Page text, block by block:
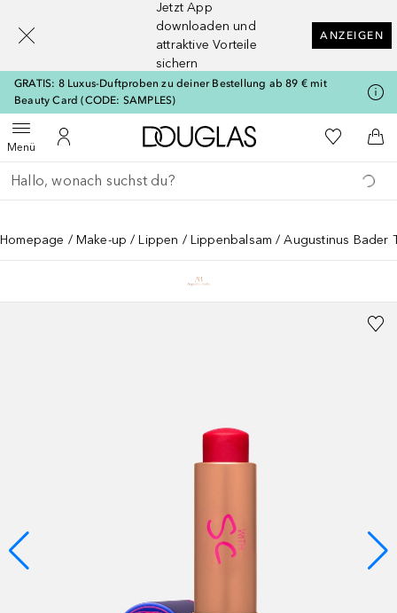
Jetzt App
downloaden und
attraktive Vorteile
sichern
ANZEIGEN
GRATIS: 8 Luxus-Duftproben zu deiner Bestellung ab 89 € mit
Beauty Card (CODE: SAMPLES)
MenüMenü öffnenZu Meinem Kundenkonto
Zur Douglas Startseite
Zu Meiner
Gehe zurück
Suche ausführen
Homepage Make-up Lippen Lippenbalsam Augustinus Bader
[navigation.slideout.screenreader]